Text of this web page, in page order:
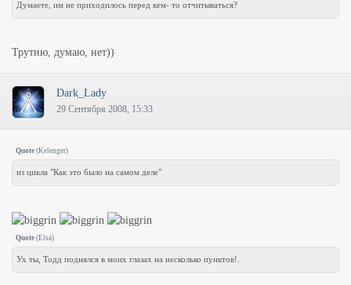
Думаете, им не приходилось перед кем- то отчитываться?
Трутню, думаю, нет))
Dark_Lady
29 Сентября 2008, 15:33
Quote (Kelenger)
из цикла "Как это было на самом деле"
Quote (Elsa)
Ух ты, Тодд поднялся в моих глазах на несколько пунктов!.